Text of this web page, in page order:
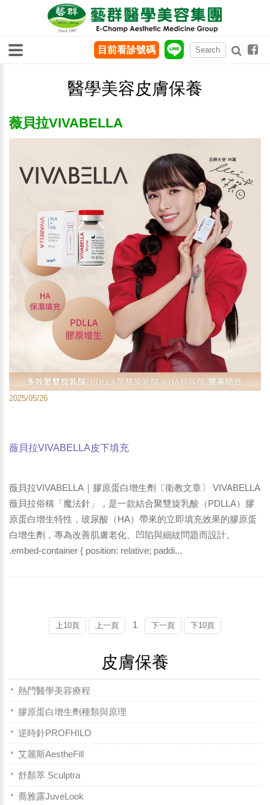
醫學美容皮膚保養
薇貝拉VIVABELLA
2025/05/26
薇貝拉VIVABELLA皮下填充
薇貝拉VIVABELLA｜膠原蛋白增生劑〔衛教文章〕 VIVABELLA
薇貝拉俗稱「魔法針」，是一款結合聚雙旋乳酸（PDLLA）膠
原蛋白增生特性，玻尿酸（HA）帶來的立即填充效果的膠原蛋
白增生劑，專為改善肌膚老化、凹陷與細紋問題而設計。
.embed-container { position: relative; paddi...
上10頁 上一頁 1 下一頁 下10頁
皮膚保養
熱門醫學美容療程
膠原蛋白增生劑種類與原理
逆時針PROFHILO
艾麗斯AestheFill
舒顏萃 Sculptra
喬雅露JuveLook
目前看診號碼